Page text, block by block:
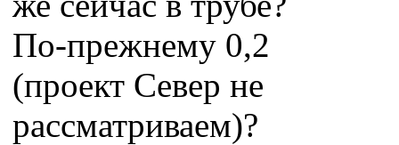
По-прежнему 0,2
(проект Север не
рассматриваем)?